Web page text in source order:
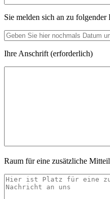
Sie melden sich an zu
Ihre Anschrift (erforderlich)
Raum für eine zusätzliche